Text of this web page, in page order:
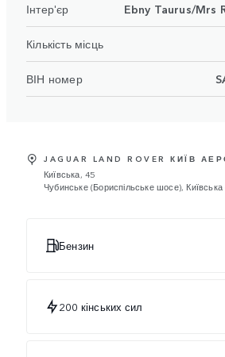
Інтер'єр Ebny Taurus/Mrs
Кількість місць
ВІН номер
JAGUAR LAND ROVER КИЇВ
Київська, 45
Чубинське (Бориспільське шосе),
Бензин
200 кінських сил